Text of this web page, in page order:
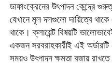
ডাফাংক্রেনের উৎপাদন কেন্দ্রে
যেখানে মূল দলগুলো দায়িত্বে
থাকে। ক্লায়েন্ট বিষয়টি
একজন সরবরাহকারীই এই অর্ডারটি
সময়ও উৎপাদন ক্ষমতা বজায়